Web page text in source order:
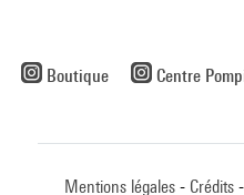
Boutique Centre
Mentions légales Crédits